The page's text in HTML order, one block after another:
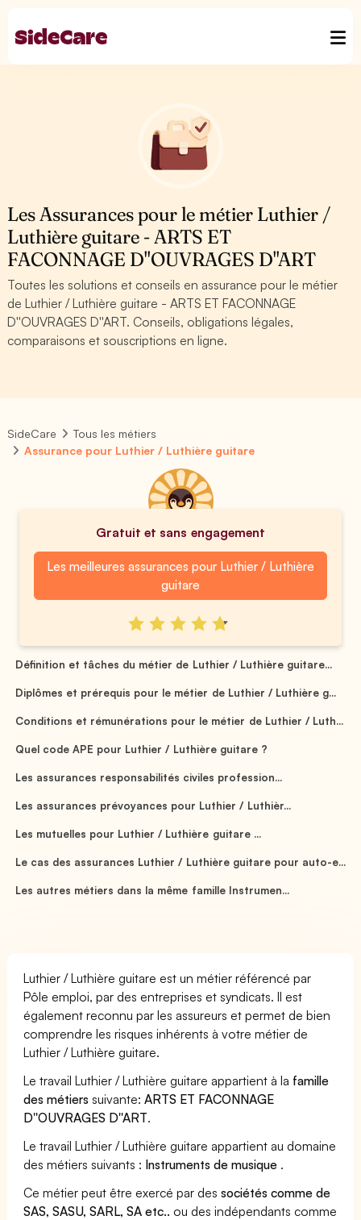
Les Assurances pour le métier Luthier /
Luthière guitare - ARTS ET
FACONNAGE D''OUVRAGES D''ART
Toutes les solutions et conseils en assurance pour le métier
de Luthier / Luthière guitare - ARTS ET FACONNAGE
D''OUVRAGES D''ART. Conseils, obligations légales,
comparaisons et souscriptions en ligne.
SideCare
Tous les métiers
Assurance pour Luthier / Luthière guitare
Gratuit et sans engagement
Les meilleures assurances pour Luthier / Luthière
guitare
Définition et tâches du métier de Luthier / Luthière guitare...
Diplômes et prérequis pour le métier de Luthier / Luthière g...
Conditions et rémunérations pour le métier de Luthier / Luth...
Quel code APE pour Luthier / Luthière guitare ?
Les assurances responsabilités civiles profession...
Les assurances prévoyances pour Luthier / Luthièr...
Les mutuelles pour Luthier / Luthière guitare ...
Le cas des assurances Luthier / Luthière guitare pour auto-e...
Les autres métiers dans la même famille Instrumen...
Luthier / Luthière guitare est un métier référencé par
Pôle emploi, par des entreprises et syndicats. Il est
également reconnu par les assureurs et permet de bien
comprendre les risques inhérents à votre métier de
Luthier / Luthière guitare.
Le travail Luthier / Luthière guitare appartient à la famille
des métiers suivante:ARTS ET FACONNAGE
D''OUVRAGES D''ART.
Le travail Luthier / Luthière guitare appartient au domaine
des métiers suivants : Instruments de musique .
Ce métier peut être exercé par dessociétés comme de
SAS, SASU, SARL, SA etc.. ou des indépendants comme